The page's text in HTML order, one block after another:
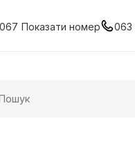
067 Показати номер 063